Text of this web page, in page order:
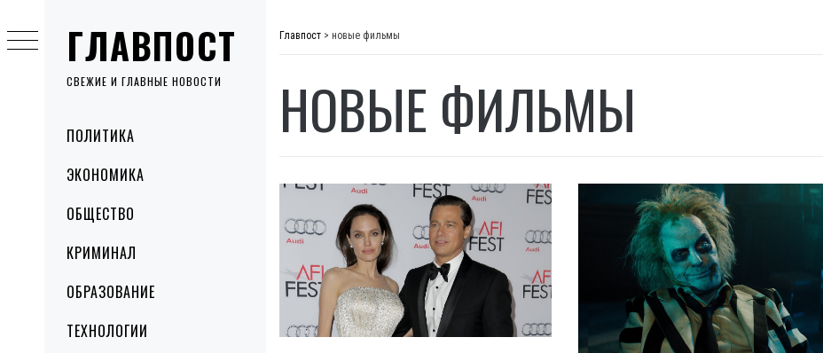
ГЛАВПОСТ
СВЕЖИЕ И ГЛАВНЫЕ НОВОСТИ
MenuПОЛИТИКА
ЭКОНОМИКА
ОБЩЕСТВО
КРИМИНАЛ
ОБРАЗОВАНИЕ
ТЕХНОЛОГИИ
to
content
Главпост > новые фильмы
НОВЫЕ ФИЛЬМЫ